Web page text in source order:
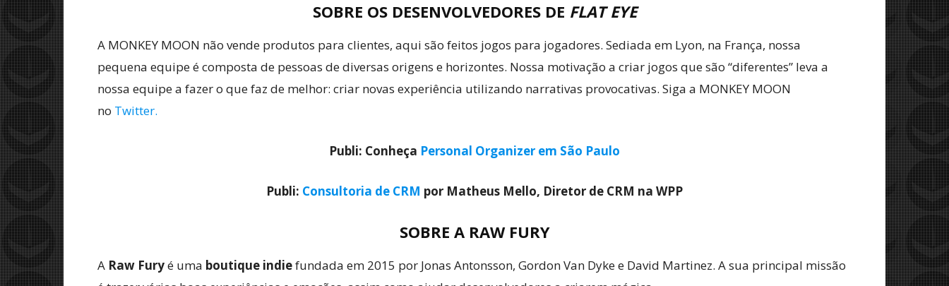
SOBRE OS DESENVOLVEDORES DE FLAT EYE
A MONKEY MOON não vende produtos para clientes, aqui são feitos jogos para jogadores. Sediada em Lyon, na França, nossa
pequena equipe é composta de pessoas de diversas origens e horizontes. Nossa motivação a criar jogos que são “diferentes” leva a
nossa equipe a fazer o que faz de melhor: criar novas experiência utilizando narrativas provocativas. Siga a MONKEY MOON
no Twitter.
Publi: Conheça Personal Organizer em São Paulo
Publi: Consultoria de CRM por Matheus Mello, Diretor de CRM na WPP
SOBRE A RAW FURY
A Raw Furyé uma boutique indiefundada em 2015 por Jonas Antonsson, Gordon Van Dyke e David Martinez. A sua principal missão